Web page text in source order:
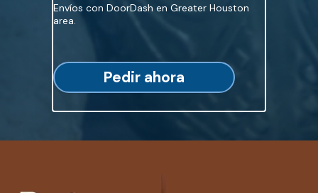
Envíos con DoorDash en Greater Houston
area.
Pedir ahora